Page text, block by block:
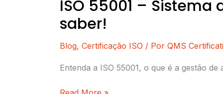
ISO 55001 –
saber!
Blog, Certificação ISO / Por QMS
Entenda a ISO 55001, o que é a gestão